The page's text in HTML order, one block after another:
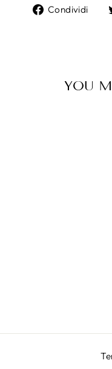
Condividi
YOU